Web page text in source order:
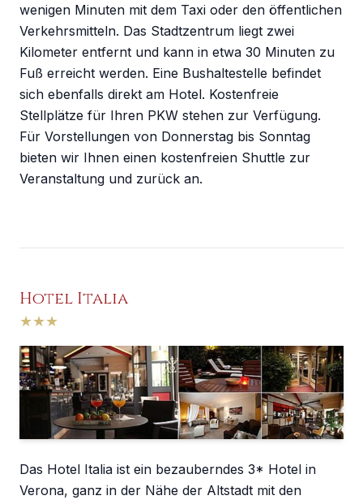
wenigen Minuten mit dem Taxi oder den öffentlichen
Verkehrsmitteln. Das Stadtzentrum liegt zwei
Kilometer entfernt und kann in etwa 30 Minuten zu
Fuß erreicht werden. Eine Bushaltestelle befindet
sich ebenfalls direkt am Hotel. Kostenfreie
Stellplätze für Ihren PKW stehen zur Verfügung.
Für Vorstellungen von Donnerstag bis Sonntag
bieten wir Ihnen einen kostenfreien Shuttle zur
Veranstaltung und zurück an.
Hotel Italia
★★★
Das Hotel Italia ist ein bezauberndes 3* Hotel in
Verona, ganz in der Nähe der Altstadt mit den